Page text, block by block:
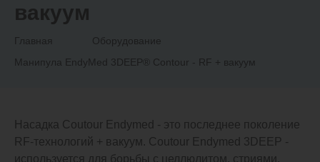
вакуум
Главная
Оборудование
Манипула EndyMed 3DEEP® Contour - RF + вакуум
Насадка Coutour Endymed - это последнее поколение
RF-технологий + вакуум. Coutour Endymed 3DEEP -
используется для борьбы с целлюлитом, стриями,